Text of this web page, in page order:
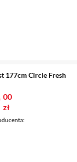
177cm Circle Fresh
099 zł
00
zł